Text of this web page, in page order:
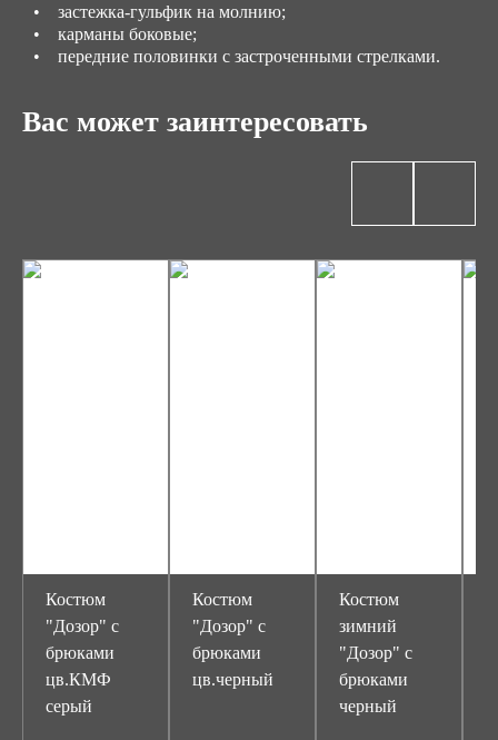
• застежка-гульфик на молнию;
• карманы боковые;
• передние половинки с застроченными стрелками.
Вас может заинтересовать
Костюм
"Дозор" с
брюками
цв.КМФ
серый
Костюм
"Дозор" с
брюками
цв.черный
Костюм
зимний
"Дозор" с
брюками
черный